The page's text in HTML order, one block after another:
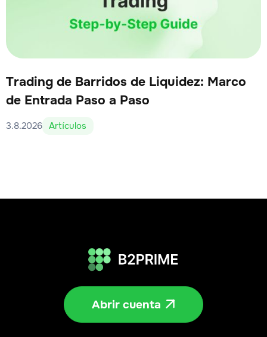
Trading de Barridos de Liquidez: Marco
de Entrada Paso a Paso
3.8.2026 Artículos
Abrir cuenta 